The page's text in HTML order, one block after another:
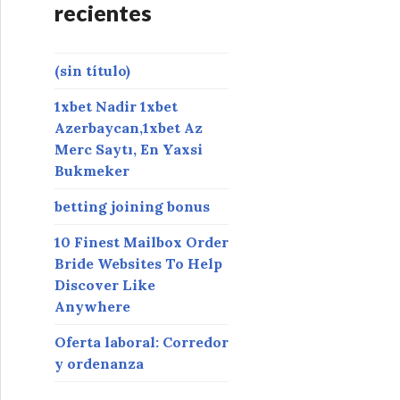
recientes
(sin título)
1xbet Nadir 1xbet
Azerbaycan,1xbet Az
Merc Saytı, En Yaxsi
Bukmeker
betting joining bonus
10 Finest Mailbox Order
Bride Websites To Help
Discover Like
Anywhere
Oferta laboral: Corredor
y ordenanza